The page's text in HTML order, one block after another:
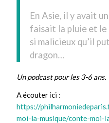
En Asie, il y avait
faisait la pluie et le
si malicieux qu’il
dragon…
Un podcast pour les 3-6 ans.
A écouter ici :
https://
moi-la-musique/conte-moi-